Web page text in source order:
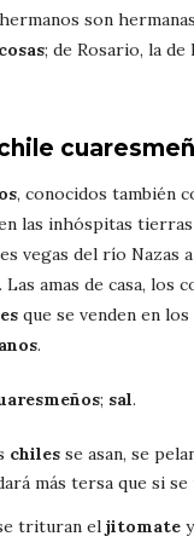
son
; de Rosario, la de
, conocidos también
las inhóspitas
vegas del río Nazas
Las amas de casa,
que se venden en
.
; sal.
chiles se asan, se
más tersa que si
trituran el jitomate